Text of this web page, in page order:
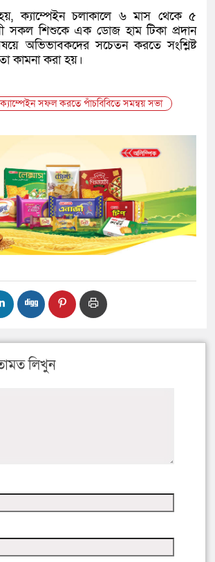
ক্যাম্পেইন চলাকালে ৬ মাস থেকে ৫
সকল শিশুকে এক ডোজ হাম টিকা প্রদান
অভিভাবকদের সচেতন করতে সংশ্লিষ্ট
কামনা করা হয়।
সফল করতে পাঁচবিবিতে সমন্বয় সভা
লিখুন